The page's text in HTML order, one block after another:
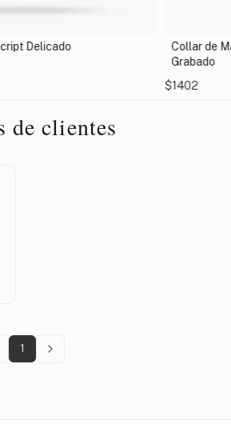
Delicado
Collar de
Grabado
$1402
de clientes
1